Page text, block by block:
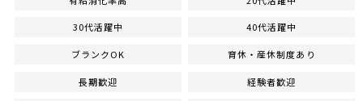
30代活躍中 40代活躍中
ブランクOK 育休・産休制度あり
長期歓迎 経験者歓迎